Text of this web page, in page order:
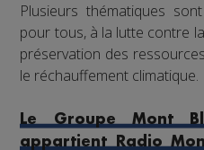
Plusieurs thématiques
pour tous, à la lutte contre
préservation des
le réchauffement climatique.
Le Groupe Mont
appartient Radio